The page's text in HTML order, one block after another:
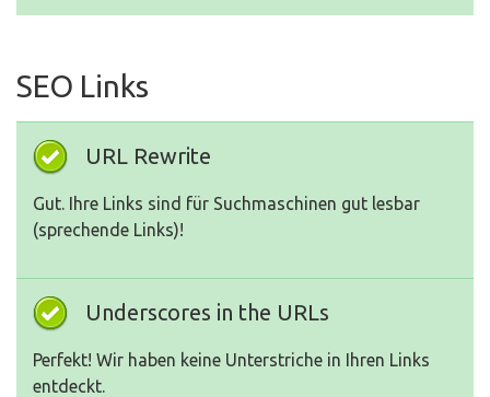
SEO Links
URL Rewrite
Gut. Ihre Links sind für Suchmaschinen gut lesbar
(sprechende Links)!
Underscores in the URLs
Perfekt! Wir haben keine Unterstriche in Ihren Links
entdeckt.